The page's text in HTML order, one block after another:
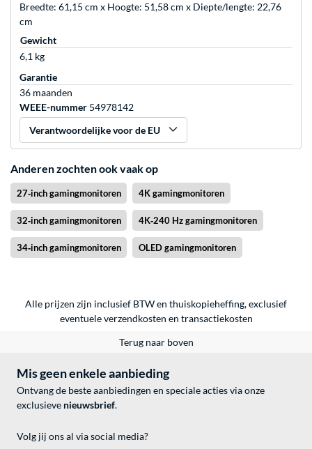
Breedte: 61,15 cm x Hoogte: 51,58 cm x Diepte/lengte: 22,76
cm
Gewicht
6,1 kg
Garantie
36 maanden
WEEE-nummer 54978142
Verantwoordelijke voor de EU
Anderen zochten ook vaak op
27‑inch gamingmonitoren 4K gamingmonitoren
32‑inch gamingmonitoren 4K‑240 Hz gamingmonitoren
34‑inch gamingmonitoren OLED gamingmonitoren
Alle prijzen zijn inclusief BTW en thuiskopieheffing, exclusief
eventueleverzendkosten en transactiekosten
Terug naar boven
Mis geen enkele aanbieding
Ontvang de beste aanbiedingen en speciale acties via onze
exclusieve nieuwsbrief.
Volg jij ons al via social media?